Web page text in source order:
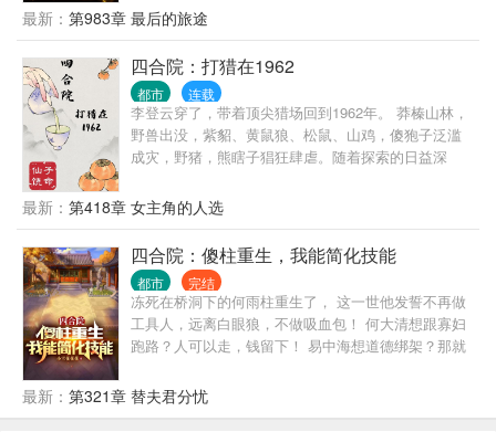
云驾雾、金刚不坏的猴子，开眼为昼、闭眼为夜的奇
异蛇类生物， 能化身大鱼又能变换为大鸟的巨大生
物........ 人们纷纷震惊，这都是些什么生物，没见过
啊！ 深渊中的怪物们纷纷开口:来来来，你们来当怪
物，我们没你们变态啊。
最新： 第983章 最后的旅途
四合院：打猎在1962
都市 连载
李登云穿了，带着顶尖猎场回到1962年。 莽榛山林，
野兽出没，紫貂、黄鼠狼、松鼠、山鸡，傻狍子泛滥
成灾，野猪，熊瞎子猖狂肆虐。随着探索的日益深
百年灵芝逐渐揭开神秘面纱。 负伤回城的李登云毅然
扛起水连珠，为恓惶年代换个活法…… 治愈系，轻松
向，侠之大者，为国为民！
最新： 第418章 女主角的人选
四合院：傻柱重生，我能简化技能
都市 完结
冻死在桥洞下的何雨柱重生了， 这一世他发誓不再做
工具人，远离白眼狼，不做吸血包！ 何大清想跟寡妇
跑路？人可以走，钱留下！ 易中海想道德绑架？那就
统， 别人需要日积月累辛苦学习的各种能力，何雨柱
一学就会，信手捏来......
最新： 第321章 替夫君分忧